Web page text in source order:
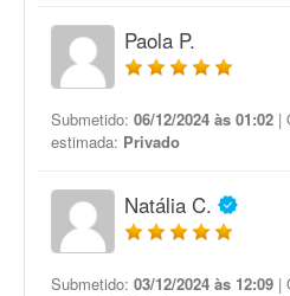
Paola P.
Submetido: 06/12/2024 às 01:02 |
estimada: Privado
Natália C.
Submetido: 03/12/2024 às 12:09 |